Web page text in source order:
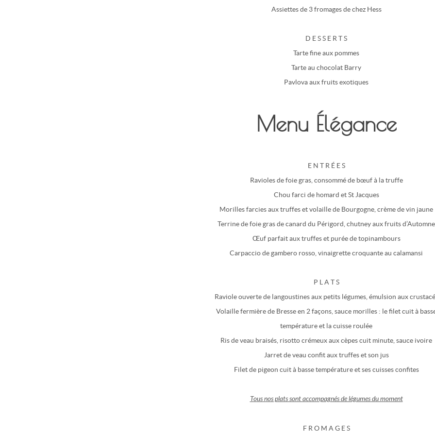
Assiettes de 3 fromages de chez Hess
D E S S E R T S
Tarte fine aux pommes
Tarte au chocolat Barry
Pavlova aux fruits exotiques
Menu Élégance
E N T R É E S
Ravioles de foie gras, consommé de bœuf à la truffe
Chou farci de homard et St Jacques
Morilles farcies aux truffes et volaille de Bourgogne, crème de vin jaune
Terrine de foie gras de canard du Périgord, chutney aux fruits d’Automne
Œuf parfait aux truffes et purée de topinambours
Carpaccio de gambero rosso, vinaigrette croquante au calamansi
P L A T S
Raviole ouverte de langoustines aux petits légumes, émulsion aux
Volaille fermière de Bresse en 2 façons, sauce morilles : le filet cuit à
température et la cuisse roulée
Ris de veau braisés, risotto crémeux aux cèpes cuit minute, sauce ivoire
Jarret de veau confit aux truffes et son jus
Filet de pigeon cuit à basse température et ses cuisses confites
Tous nos plats sont accompagnés de légumes du moment
F R O M A G E S